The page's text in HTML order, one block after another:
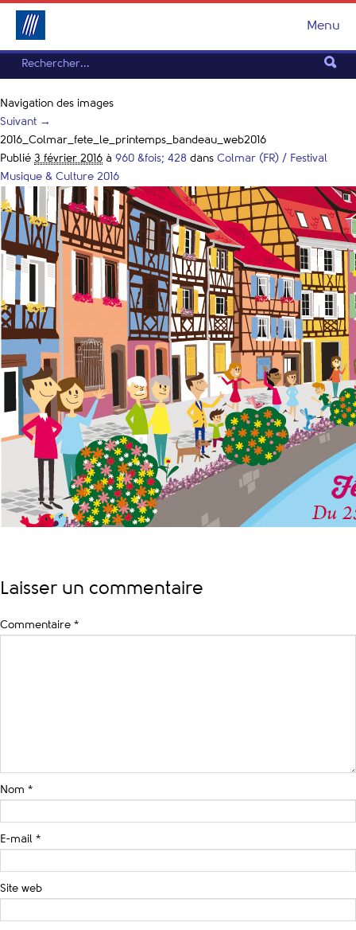
Menu
Navigation des images
Suivant →
2016_Colmar_fete_le_printemps_bandeau_web2016
Publié 3 février 2016 à 960 &fois; 428 dans Colmar (FR) / Festival
Musique & Culture 2016
Laisser un commentaire
Commentaire *
Nom *
E-mail *
Site web